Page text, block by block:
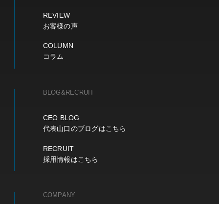
REVIEW
お客様の声
COLUMN
コラム
BLOG&RECRUIT
CEO BLOG
代表山口のブログはこちら
RECRUIT
採用情報はこちら
COMPANY